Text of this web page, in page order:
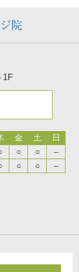
1F
金 土
日
○ ○
–
○ ○ –